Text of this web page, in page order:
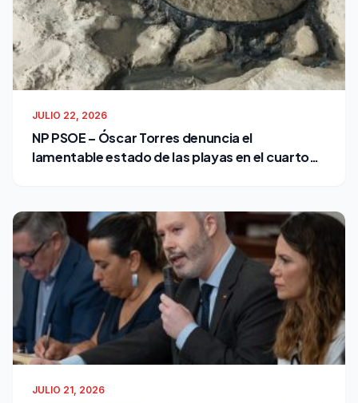
JULIO 22, 2026
NP PSOE – Óscar Torres denuncia el
lamentable estado de las playas en el cuarto
JULIO 21, 2026